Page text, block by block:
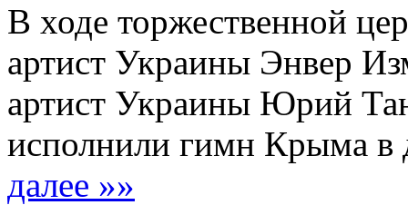
В ходе торжественной
артист Украины Энвер
артист Украины Юрий
исполнили гимн Крыма в
далее »»